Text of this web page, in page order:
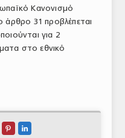
Κανονισμό
άρθρο 31 προβλέπεται
για 2
στο εθνικό
 